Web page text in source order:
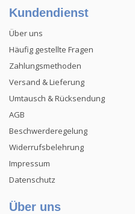
Kundendienst
Über uns
Häufig gestellte Fragen
Zahlungsmethoden
Versand & Lieferung
Umtausch & Rücksendung
AGB
Beschwerderegelung
Widerrufsbelehrung
Impressum
Datenschutz
Über uns